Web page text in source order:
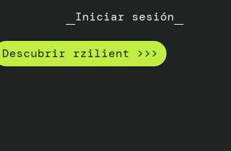
Iniciar sesión
Descubrir rzilient >>>